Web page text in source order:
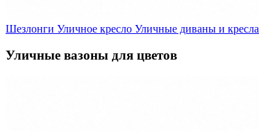
Шезлонги Уличное кресло Уличные диваны и кресла
Уличные вазоны для цветов